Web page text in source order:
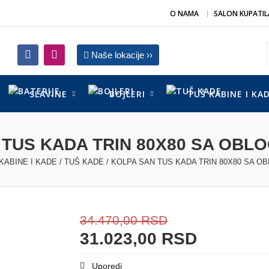
O NAMA SALON
Naše lokacije ››
SLAVINE BOJLERI TUŠ KABINE I
KADA TRIN 80X80 SA
I KADE / TUŠ KADE / KOLPA SAN TUS KADA TRIN 80X80 SA
34.470,00RSD
31.023,00 RSD
Uporedi